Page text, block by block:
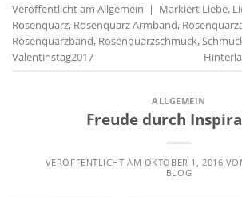
Veröffentlicht am Allgemein | Markiert Liebe,
Rosenquarz, Rosenquarz Armband,
Rosenquarzband, Rosenquarzschmuck,
Valentinstag2017
ALLGEMEIN
Freude durch
VERÖFFENTLICHT AM OKTOBER 1, 2016
BLOG